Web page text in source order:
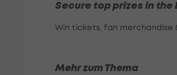
Secure top prizes in the
Win tickets, fan merchandise
Mehr zum Thema